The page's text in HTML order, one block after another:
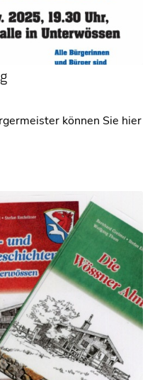
können Sie hier